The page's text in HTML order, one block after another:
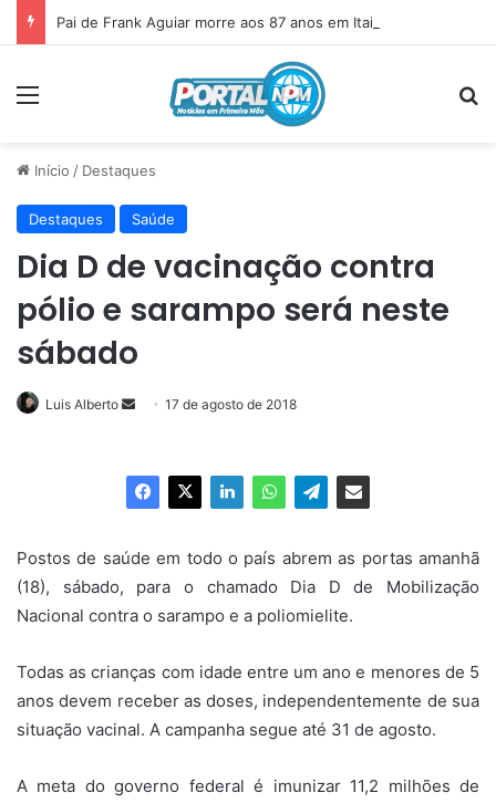
Pai de Frank Aguiar morre aos 87 anos em Itainópolis
Início / Destaques
Destaques Saúde
Dia D de vacinação contra
pólio e sarampo será neste
sábado
Luis Alberto
Mande
mail
17 de agosto de 2018
Postos de saúde em todo o país abrem as portas amanhã
(18), sábado, para o chamado Dia D de Mobilização
Nacional contra o sarampo e a poliomielite.
Todas as crianças com idade entre um ano e menores de 5
anos devem receber as doses, independentemente de sua
situação vacinal. A campanha segue até 31 de agosto.
A meta do governo federal é imunizar 11,2 milhões de